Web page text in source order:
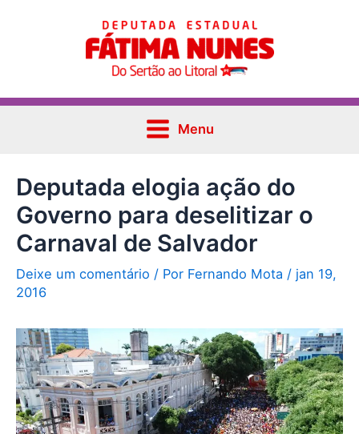
Main
Menu
Menu
Deputada elogia ação do
Governo para deselitizar o
Carnaval de Salvador
Deixe um comentário / Por Fernando Mota / jan 19,
2016